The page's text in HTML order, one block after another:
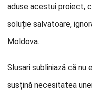
aduse acestui proiect,
soluție salvatoare,
Moldova.
Slusari subliniază că nu
susțină necesitatea